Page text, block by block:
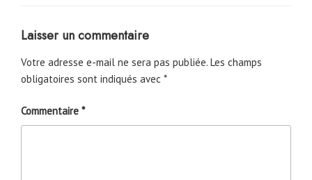
Laisser un commentaire
Votre adresse e-mail ne sera pas publiée. Les champs
obligatoires sont indiqués avec *
Commentaire *